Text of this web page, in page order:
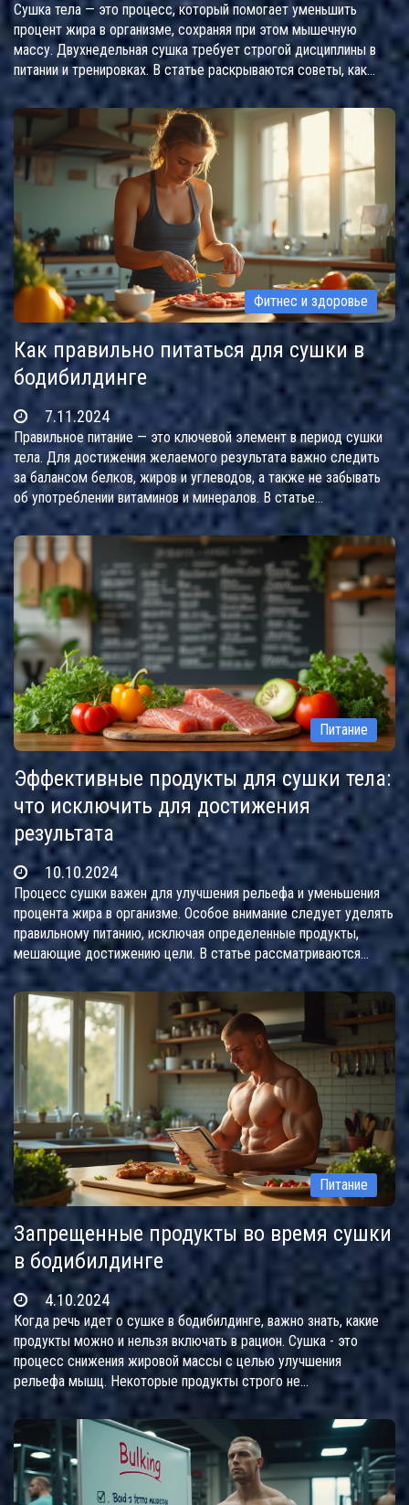
Сушка тела — это процесс, который помогает уменьшить
процент жира в организме, сохраняя при этом мышечную
массу. Двухнедельная сушка требует строгой дисциплины в
питании и тренировках. В статье раскрываются советы, как
добиться максимальных результатов за короткий срок без
вреда для здоровья. Подход включает в себя
сбалансированное питание, интенсивные тренировки и
внимательное отношение к собственному организму.
Фитнес и здоровье
Как правильно питаться для сушки в
бодибилдинге
7.11.2024
Правильное питание — это ключевой элемент в период сушки
тела. Для достижения желаемого результата важно следить
за балансом белков, жиров и углеводов, а также не забывать
об употреблении витаминов и минералов. В статье
рассматриваются основы диетического рациона, включающие
продукты, которые помогают избавиться от лишней жидкости
и жира. Узнайте, как создать эффективное меню и какие
продукты исключить из своего рациона. Следуя правильным
советам, можно достичь результатов безопасно и эффективно.
Питание
Эффективные продукты для сушки тела:
что исключить для достижения
результата
10.10.2024
Процесс сушки важен для улучшения рельефа и уменьшения
процента жира в организме. Особое внимание следует уделять
правильному питанию, исключая определенные продукты,
мешающие достижению цели. В статье рассматриваются
основополагающие аспекты питания при сушке, даются советы
по замене нежелательных продуктов и обсуждаются тонкости
подхода к этому процессу. Читатели узнают, какие привычки
питания помогут создать идеальное тело, не нанося вреда
здоровью.
Питание
Запрещенные продукты во время сушки
в бодибилдинге
4.10.2024
Когда речь идет о сушке в бодибилдинге, важно знать, какие
продукты можно и нельзя включать в рацион. Сушка - это
процесс снижения жировой массы с целью улучшения
рельефа мышц. Некоторые продукты строго не
рекомендуются, так как они могут влиять на набор лишних
калорий или задерживать воду в организме. В статье подробно
рассмотрены продукты, которые следует исключить, чтобы
добиться максимального эффекта от сушки.